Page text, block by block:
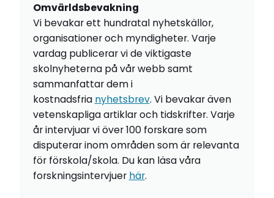
Omvärldsbevakning
Vi bevakar ett hundratal nyhetskällor,
organisationer och myndigheter. Varje
vardag publicerar vi de viktigaste
skolnyheterna på vår webb samt
sammanfattar dem i
kostnadsfria nyhetsbrev. Vi bevakar även
vetenskapliga artiklar och tidskrifter. Varje
år intervjuar vi över 100 forskare som
disputerar inom områden som är relevanta
för förskola/skola. Du kan läsa våra
forskningsintervjuer här.